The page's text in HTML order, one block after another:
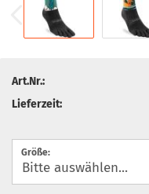
Art.Nr.:
Lieferzeit:
Größe: